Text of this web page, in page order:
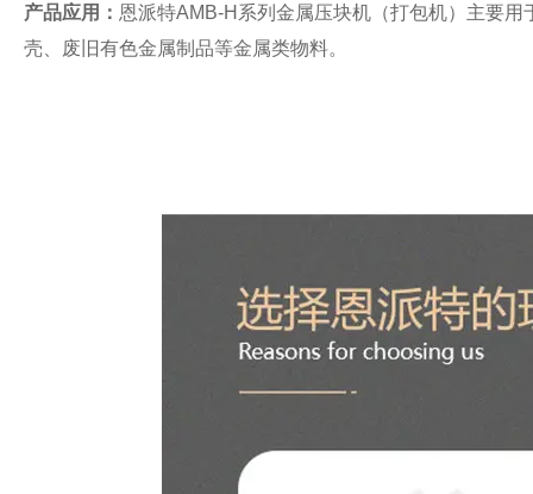
产品应用： 恩派特AMB-H系列金属压块机（打包机）主要
壳、废旧有色金属制品等金属类物料。